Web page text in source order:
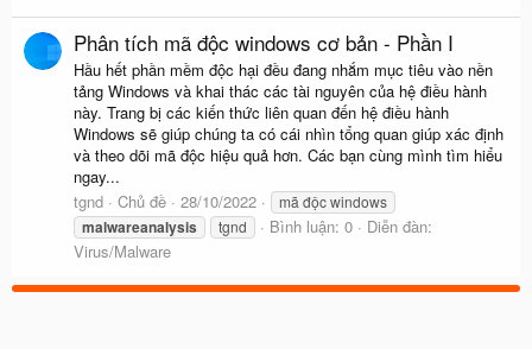
Phân tích mã độc windows cơ bản - Phần I
Hầu hết phần mềm độc hại đều đang nhắm mục tiêu vào nền
tảng Windows và khai thác các tài nguyên của hệ điều hành
này. Trang bị các kiến thức liên quan đến hệ điều hành
Windows sẽ giúp chúng ta có cái nhìn tổng quan giúp xác định
và theo dõi mã độc hiệu quả hơn. Các bạn cùng mình tìm hiểu
ngay...
tgnd
Chủ đề 28/10/2022 mã độc windows
malwareanalysis tgnd Bình luận: 0
Diễn đàn:
Virus/Malware